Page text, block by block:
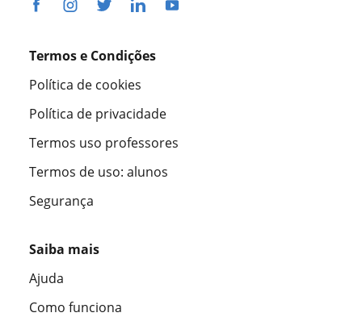
Termos e Condições
Política de cookies
Política de privacidade
Termos uso professores
Termos de uso: alunos
Segurança
Saiba mais
Ajuda
Como funciona